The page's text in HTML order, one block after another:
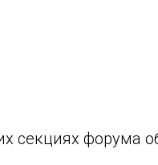
секциях форума